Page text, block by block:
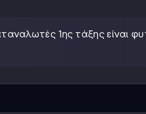
1ης τάξης είναι